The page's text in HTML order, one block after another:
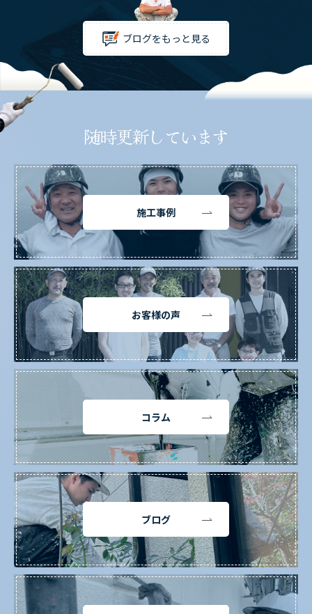
ブログをもっと見る
随時更新しています
施工事例
お客様の声
コラム
ブログ